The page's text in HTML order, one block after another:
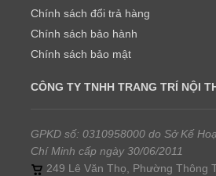
Chính sách đổi trả hàng
Chính sách bảo hành
Chính sách bảo mật
CÔNG TY TNHH TRANG TRÍ NỘI
GPKD số: 0310958000 do Sở Kế
Chí Minh cấp ngày 30/06/2011
249 Lê Văn Thọ, Phường Thông